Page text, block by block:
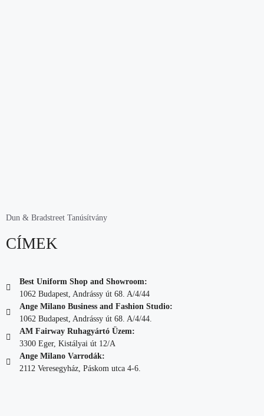
Dun & Bradstreet Tanúsítvány
CÍMEK
Best Uniform Shop and Showroom:
1062 Budapest, Andrássy út 68. A/4/44
Ange Milano Business and Fashion Studio:
1062 Budapest, Andrássy út 68. A/4/44.
AM Fairway Ruhagyártó Üzem:
3300 Eger, Kistályai út 12/A
Ange Milano Varrodák:
2112 Veresegyház, Páskom utca 4-6.